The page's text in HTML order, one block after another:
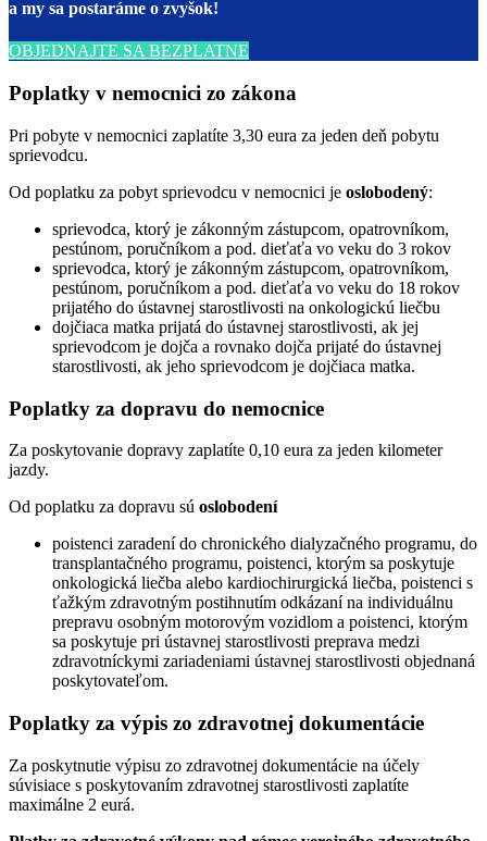
a my sa postaráme o zvyšok!
OBJEDNAJTE SA BEZPLATNE
Poplatky v nemocnici zo zákona
Pri pobyte v nemocnici zaplatíte 3,30 eura za jeden deň pobytu
sprievodcu.
Od poplatku za pobyt sprievodcu v nemocnici je oslobodený:
sprievodca, ktorý je zákonným zástupcom, opatrovníkom,
pestúnom, poručníkom a pod. dieťaťa vo veku do 3 rokov
sprievodca, ktorý je zákonným zástupcom, opatrovníkom,
pestúnom, poručníkom a pod. dieťaťa vo veku do 18 rokov
prijatého do ústavnej starostlivosti na onkologickú liečbu
dojčiaca matka prijatá do ústavnej starostlivosti, ak jej
sprievodcom je dojča a rovnako dojča prijaté do ústavnej
starostlivosti, ak jeho sprievodcom je dojčiaca matka.
Poplatky za dopravu do nemocnice
Za poskytovanie dopravy zaplatíte 0,10 eura za jeden kilometer
jazdy.
Od poplatku za dopravu sú oslobodení
poistenci zaradení do chronického dialyzačného programu, do
transplantačného programu, poistenci, ktorým sa poskytuje
onkologická liečba alebo kardiochirurgická liečba, poistenci s
ťažkým zdravotným postihnutím odkázaní na individuálnu
prepravu osobným motorovým vozidlom a poistenci, ktorým
sa poskytuje pri ústavnej starostlivosti preprava medzi
zdravotníckymi zariadeniami ústavnej starostlivosti objednaná
poskytovateľom.
Poplatky za výpis zo zdravotnej dokumentácie
Za poskytnutie výpisu zo zdravotnej dokumentácie na účely
súvisiace s poskytovaním zdravotnej starostlivosti zaplatíte
maximálne 2 eurá.